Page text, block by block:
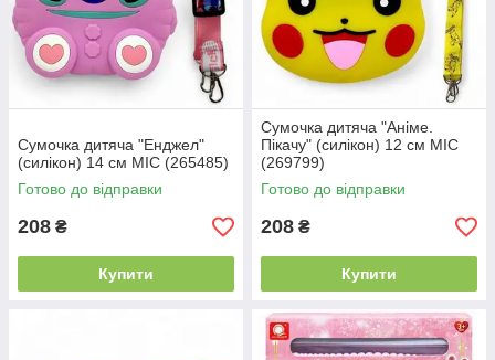
Сумочка дитяча "Енджел"
(силікон) 14 см MIC (265485)
Готово до відправки
208 ₴
Купити
Сумочка дитяча "Аніме.
Пікачу" (силікон) 12 см MIC
(269799)
Готово до відправки
208 ₴
Купити